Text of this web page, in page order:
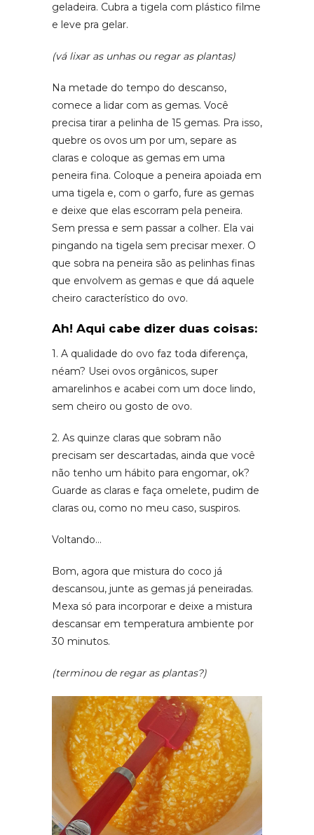
geladeira. Cubra a tigela com plástico filme
e leve pra gelar.
(vá lixar as unhas ou regar as plantas)
Na metade do tempo do descanso,
comece a lidar com as gemas. Você
precisa tirar a pelinha de 15 gemas. Pra isso,
quebre os ovos um por um, separe as
claras e coloque as gemas em uma
peneira fina. Coloque a peneira apoiada em
uma tigela e, com o garfo, fure as gemas
e deixe que elas escorram pela peneira.
Sem pressa e sem passar a colher. Ela vai
pingando na tigela sem precisar mexer. O
que sobra na peneira são as pelinhas finas
que envolvem as gemas e que dá aquele
cheiro característico do ovo.
Ah! Aqui cabe dizer duas coisas:
1. A qualidade do ovo faz toda diferença,
néam? Usei ovos orgânicos, super
amarelinhos e acabei com um doce lindo,
sem cheiro ou gosto de ovo.
2. As quinze claras que sobram não
precisam ser descartadas, ainda que você
não tenho um hábito para engomar, ok?
Guarde as claras e faça omelete, pudim de
claras ou, como no meu caso, suspiros.
Voltando…
Bom, agora que mistura do coco já
descansou, junte as gemas já peneiradas.
Mexa só para incorporar e deixe a mistura
descansar em temperatura ambiente por
30 minutos.
(terminou de regar as plantas?)